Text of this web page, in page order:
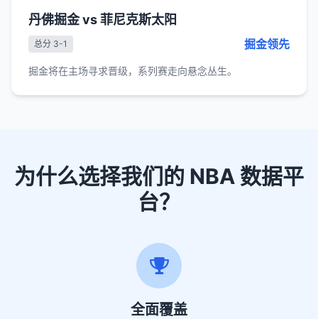
丹佛掘金 vs 菲尼克斯太阳
总分 3-1 掘金领先
掘金将在主场寻求晋级，系列赛走向悬念丛生。
为什么选择我们的 NBA 数据平
台？
全面覆盖